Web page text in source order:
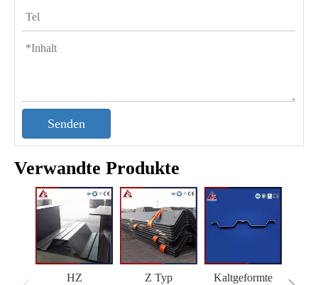
Senden
Verwandte Produkte
HZ
Z Typ
Kaltgeformte